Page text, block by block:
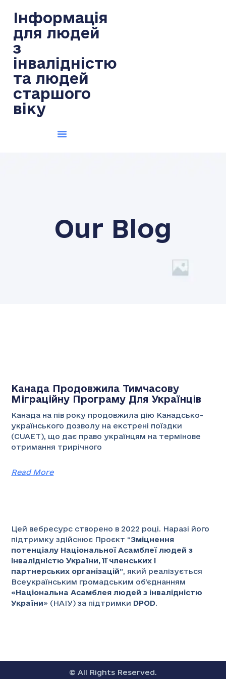
Інформація
для людей
з
інвалідністю
та людей
старшого
віку
Our Blog
Канада Продовжила Тимчасову
Міграційну Програму Для Українців
Канада на пів року продовжила дію Канадсько-
українського дозволу на екстрені поїздки
(CUAET), що дає право українцям на термінове
отримання трирічного
Read More
Цей вебресурс створено в 2022 році. Наразі його
підтримку здійснює Проєкт “Зміцнення
потенціалу Національної Асамблеї людей з
інвалідністю України, її членських і
партнерських організацій”, який реалізується
Всеукраїнським громадським об’єднанням
«Національна Асамблея людей з інвалідністю
України» (НАІУ) за підтримки DPOD.
© All Rights Reserved.